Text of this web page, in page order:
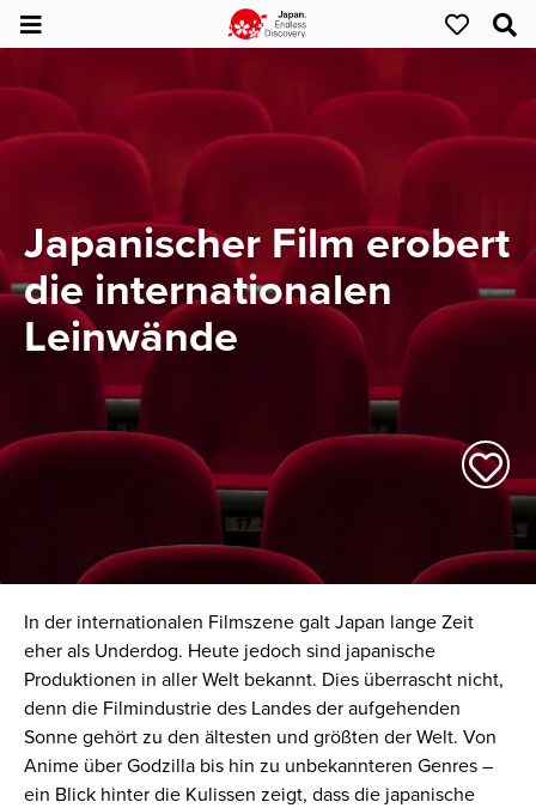
Japanischer Film erobert
die internationalen
Leinwände
In der internationalen Filmszene galt Japan lange Zeit
eher als Underdog. Heute jedoch sind japanische
Produktionen in aller Welt bekannt. Dies überrascht nicht,
denn die Filmindustrie des Landes der aufgehenden
Sonne gehört zu den ältesten und größten der Welt. Von
Anime über Godzillabis hin zu unbekannteren Genres –
ein Blick hinter die Kulissen zeigt, dass die japanische